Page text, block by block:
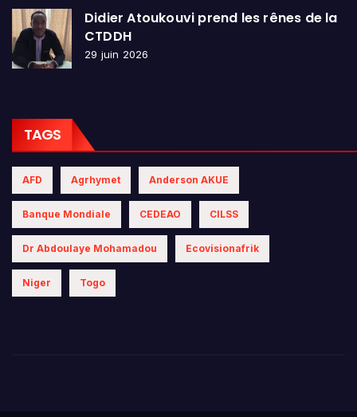
Didier Atoukouvi prend les rênes de la
CTDDH
29 juin 2026
TAGS
AFD Agrhymet Anderson AKUE
Banque Mondiale CEDEAO CILSS
Dr Abdoulaye Mohamadou Ecovisionafrik
Niger Togo